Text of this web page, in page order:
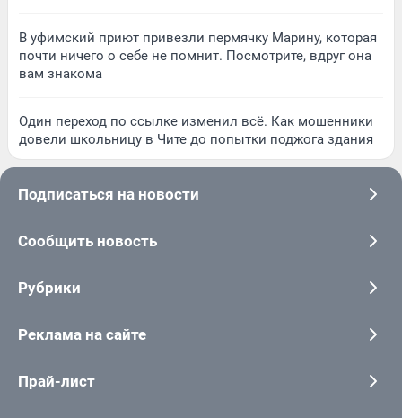
В уфимский приют привезли пермячку Марину, которая
почти ничего о себе не помнит. Посмотрите, вдруг она
вам знакома
Один переход по ссылке изменил всё. Как мошенники
довели школьницу в Чите до попытки поджога здания
Подписаться на новости
Сообщить новость
Рубрики
Реклама на сайте
Прай-лист